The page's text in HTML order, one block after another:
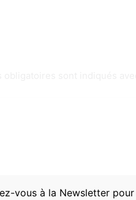
vous à la Newsletter pour